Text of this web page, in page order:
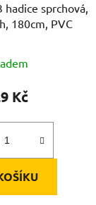
hadice sprchová,
180cm, PVC
Kč